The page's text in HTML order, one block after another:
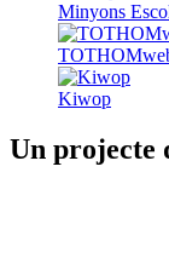
Minyons
Kiwop
Un projecte